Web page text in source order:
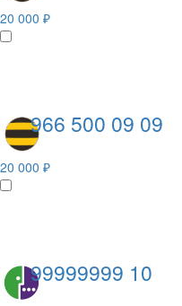
20 000 ₽
966 500 09 09
20 000 ₽
99999999 10